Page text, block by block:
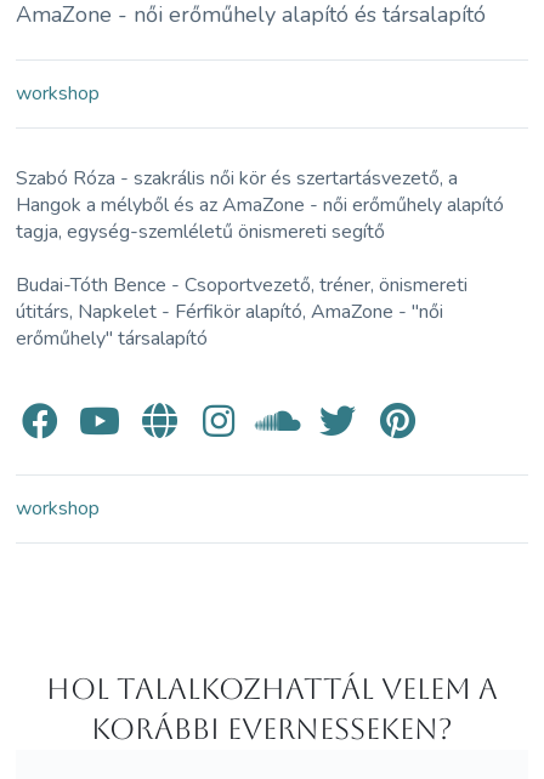
AmaZone - női erőműhely alapító és társalapító
workshop
Szabó Róza - szakrális női kör és szertartásvezető, a
Hangok a mélyből és az AmaZone - női erőműhely alapító
tagja, egység-szemléletű önismereti segítő
Budai-Tóth Bence - Csoportvezető, tréner, önismereti
útitárs, Napkelet - Férfikör alapító, AmaZone - "női
erőműhely" társalapító
workshop
Hol Talalkozhattál velem a
korábbi Evernesseken?